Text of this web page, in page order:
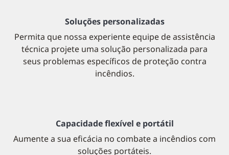
Soluções personalizadas
Permita que nossa experiente equipe de assistência
técnica projete uma solução personalizada para
seus problemas específicos de proteção contra
incêndios.
Capacidade flexível e portátil
Aumente a sua eficácia no combate a incêndios com
soluções portáteis.